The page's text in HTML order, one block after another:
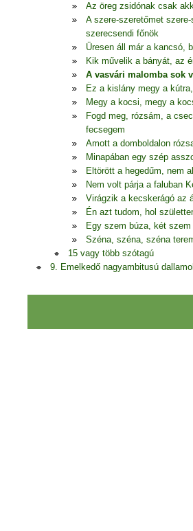
Az öreg zsidónak csak
A szere-szeretőmet
szerecsendi főnök
Üresen áll már a kancsó,
Kik művelik a bányát, az
A vasvári malomba sok
Ez a kislány megy a
Megy a kocsi, megy a
Fogd meg, rózsám, a
fecsegem
Amott a domboldalon
Minapában egy szép
Eltörött a hegedűm, nem
Nem volt párja a faluban
Virágzik a kecskerágó az
Én azt tudom, hol
Egy szem búza, két
Széna, széna, széna
15 vagy több szótagú
9. Emelkedő nagyambitusú